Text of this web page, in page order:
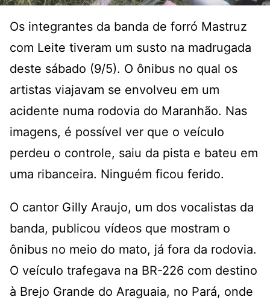
Os integrantes da banda de forró Mastruz
com Leite tiveram um susto na madrugada
deste sábado (9/5). O ônibus no qual os
artistas viajavam se envolveu em um
acidente numa rodovia do Maranhão. Nas
imagens, é possível ver que o veículo
perdeu o controle, saiu da pista e bateu em
uma ribanceira. Ninguém ficou ferido.
O cantor Gilly Araujo, um dos vocalistas da
banda, publicou vídeos que mostram o
ônibus no meio do mato, já fora da rodovia.
O veículo trafegava na BR-226 com destino
à Brejo Grande do Araguaia, no Pará, onde